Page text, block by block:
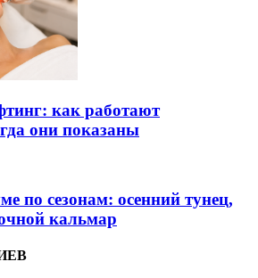
как работают
они показаны
по сезонам: осенний тунец,
кальмар